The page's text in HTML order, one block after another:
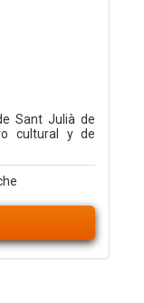
Sant Julià de
cultural y de